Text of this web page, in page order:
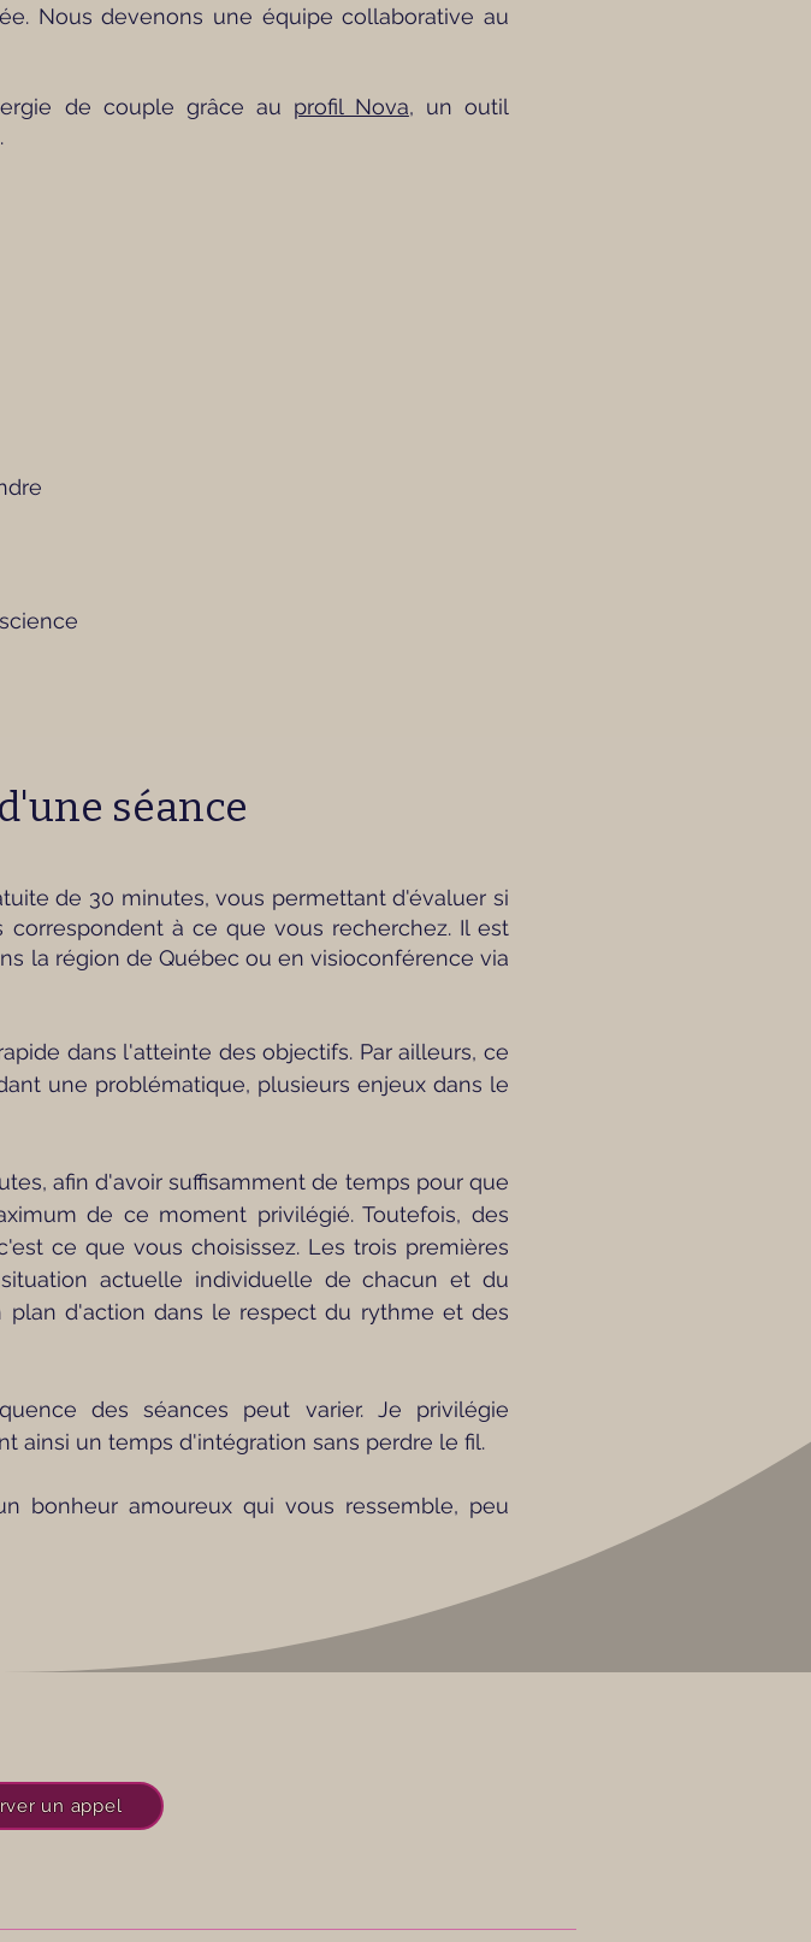
Nous devenons une équipe collaborative au
de couple grâce au profil Nova, un outil
séance
de 30 minutes, vous permettant d'évaluer si
à ce que vous recherchez. Il est
la région de Québec ou en visioconférence via
dans l'atteinte des objectifs. Par ailleurs, ce
une problématique, plusieurs enjeux dans le
afin d'avoir suffisamment de temps pour que
de ce moment privilégié. Toutefois, des
ce que vous choisissez. Les trois premières
actuelle individuelle de chacun et du
d'action dans le respect du rythme et des
des séances peut varier. Je privilégie
ainsi un temps d'intégration sans perdre le fil.
bonheur amoureux qui vous ressemble, peu
un appel